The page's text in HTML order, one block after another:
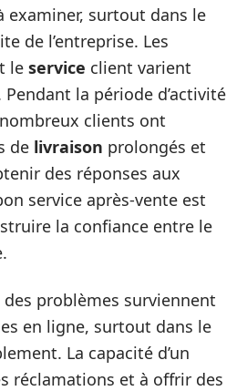
examiner, surtout dans le
de l’entreprise. Les
le service client varient
la période d’activité
clients ont
de livraison prolongés et
des réponses aux
service après-vente est
la confiance entre le
problèmes surviennent
en ligne, surtout dans le
La capacité d’un
réclamations et à offrir des